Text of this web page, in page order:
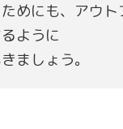
ためにも、アウ
ように
ましょう。